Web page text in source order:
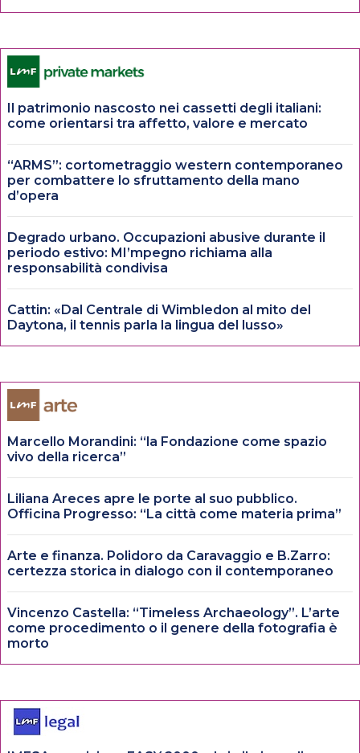
Il patrimonio nascosto nei cassetti degli italiani:
come orientarsi tra affetto, valore e mercato
“ARMS”: cortometraggio western contemporaneo
per combattere lo sfruttamento della mano
d’opera
Degrado urbano. Occupazioni abusive durante il
periodo estivo: MI’mpegno richiama alla
responsabilità condivisa
Cattin: «Dal Centrale di Wimbledon al mito del
Daytona, il tennis parla la lingua del lusso»
Marcello Morandini: “la Fondazione come spazio
vivo della ricerca”
Liliana Areces apre le porte al suo pubblico.
Officina Progresso: “La città come materia prima”
Arte e finanza. Polidoro da Caravaggio e B.Zarro:
certezza storica in dialogo con il contemporaneo
Vincenzo Castella: “Timeless Archaeology”. L’arte
come procedimento o il genere della fotografia è
morto